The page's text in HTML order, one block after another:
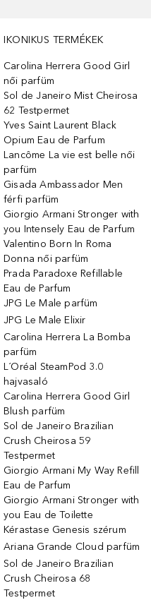
IKONIKUS TERMÉKEK
Carolina Herrera Good Girl
női parfüm
Sol de Janeiro Mist Cheirosa
62 Testpermet
Yves Saint Laurent Black
Opium Eau de Parfum
Lancôme La vie est belle női
parfüm
Gisada Ambassador Men
férfi parfüm
Giorgio Armani Stronger with
you Intensely Eau de Parfum
Valentino Born In Roma
Donna női parfüm
Prada Paradoxe Refillable
Eau de Parfum
JPG Le Male parfüm
JPG Le Male Elixir
Carolina Herrera La Bomba
parfüm
L´Oréal SteamPod 3.0
hajvasaló
Carolina Herrera Good Girl
Blush parfüm
Sol de Janeiro Brazilian
Crush Cheirosa 59
Testpermet
Giorgio Armani My Way Refill
Eau de Parfum
Giorgio Armani Stronger with
you Eau de Toilette
Kérastase Genesis szérum
Ariana Grande Cloud parfüm
Sol de Janeiro Brazilian
Crush Cheirosa 68
Testpermet